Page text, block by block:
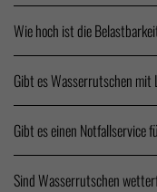
Wie hoch ist die
Gibt es Wasserrutschen
Gibt es einen Notfallservice
Sind Wasserrutschen